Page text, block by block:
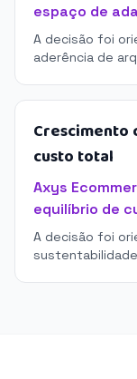
espaço de
A decisão foi
aderência de
Crescimento
custo total
Axys
equilíbrio de
A decisão foi